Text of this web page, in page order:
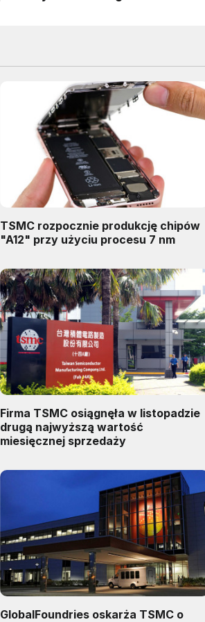
TSMC rozpocznie produkcję chipów
"A12" przy użyciu procesu 7 nm
Firma TSMC osiągnęła w listopadzie
drugą najwyższą wartość
miesięcznej sprzedaży
GlobalFoundries oskarża TSMC o